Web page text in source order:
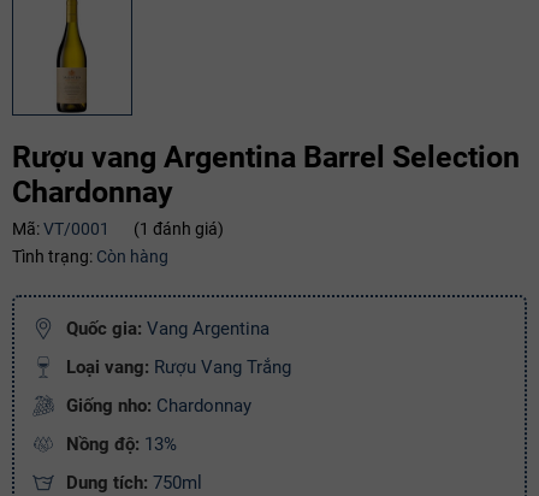
Rượu vang Argentina Barrel Selection
Chardonnay
Mã:VT/0001
(1 đánh giá)
Tình trạng: Còn hàng
Quốc gia: Vang Argentina
Loại vang: Rượu Vang Trắng
Giống nho: Chardonnay
Nồng độ: 13%
Dung tích: 750ml
Mã giảm giá:
Điều kiện:
Copy mã và nhập mã ở trangTHANH TOÁN